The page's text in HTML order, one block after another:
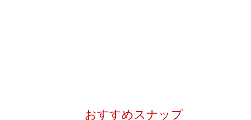
おすすめスナップ